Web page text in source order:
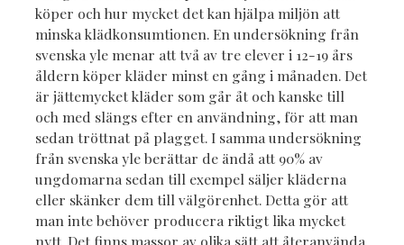
köper och hur mycket det kan hjälpa miljön att
minska klädkonsumtionen. En undersökning från
svenska yle menar att två av tre elever i 12-19 års
åldern köper kläder minst en gång i månaden. Det
är jättemycket kläder som går åt och kanske till
och med slängs efter en användning, för att man
sedan tröttnat på plagget. I samma undersökning
från svenska yle berättar de ändå att 90% av
ungdomarna sedan till exempel säljer kläderna
eller skänker dem till välgörenhet. Detta gör att
man inte behöver producera riktigt lika mycket
nytt. Det finns massor av olika sätt att återanvända